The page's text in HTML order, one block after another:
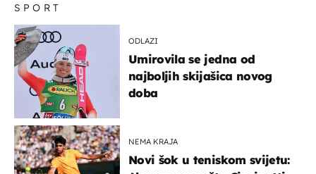
SPORT
ODLAZI
Umirovila se jedna od
najboljih skijašica novog
doba
NEMA KRAJA
Novi šok u teniskom svijetu: